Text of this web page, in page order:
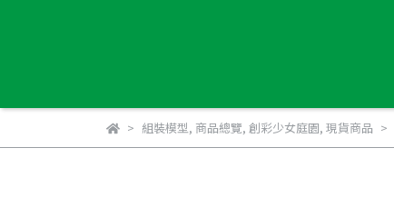
組裝模型, 商品總覽, 創彩少女庭園, 現貨商品